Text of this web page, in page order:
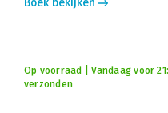
Boek bekijken
Op voorraad | Vandaag voor
verzonden